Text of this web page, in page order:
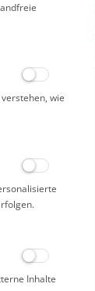
Artikel zeigen aus:
-
ist auf Lager
wie
Inhalte